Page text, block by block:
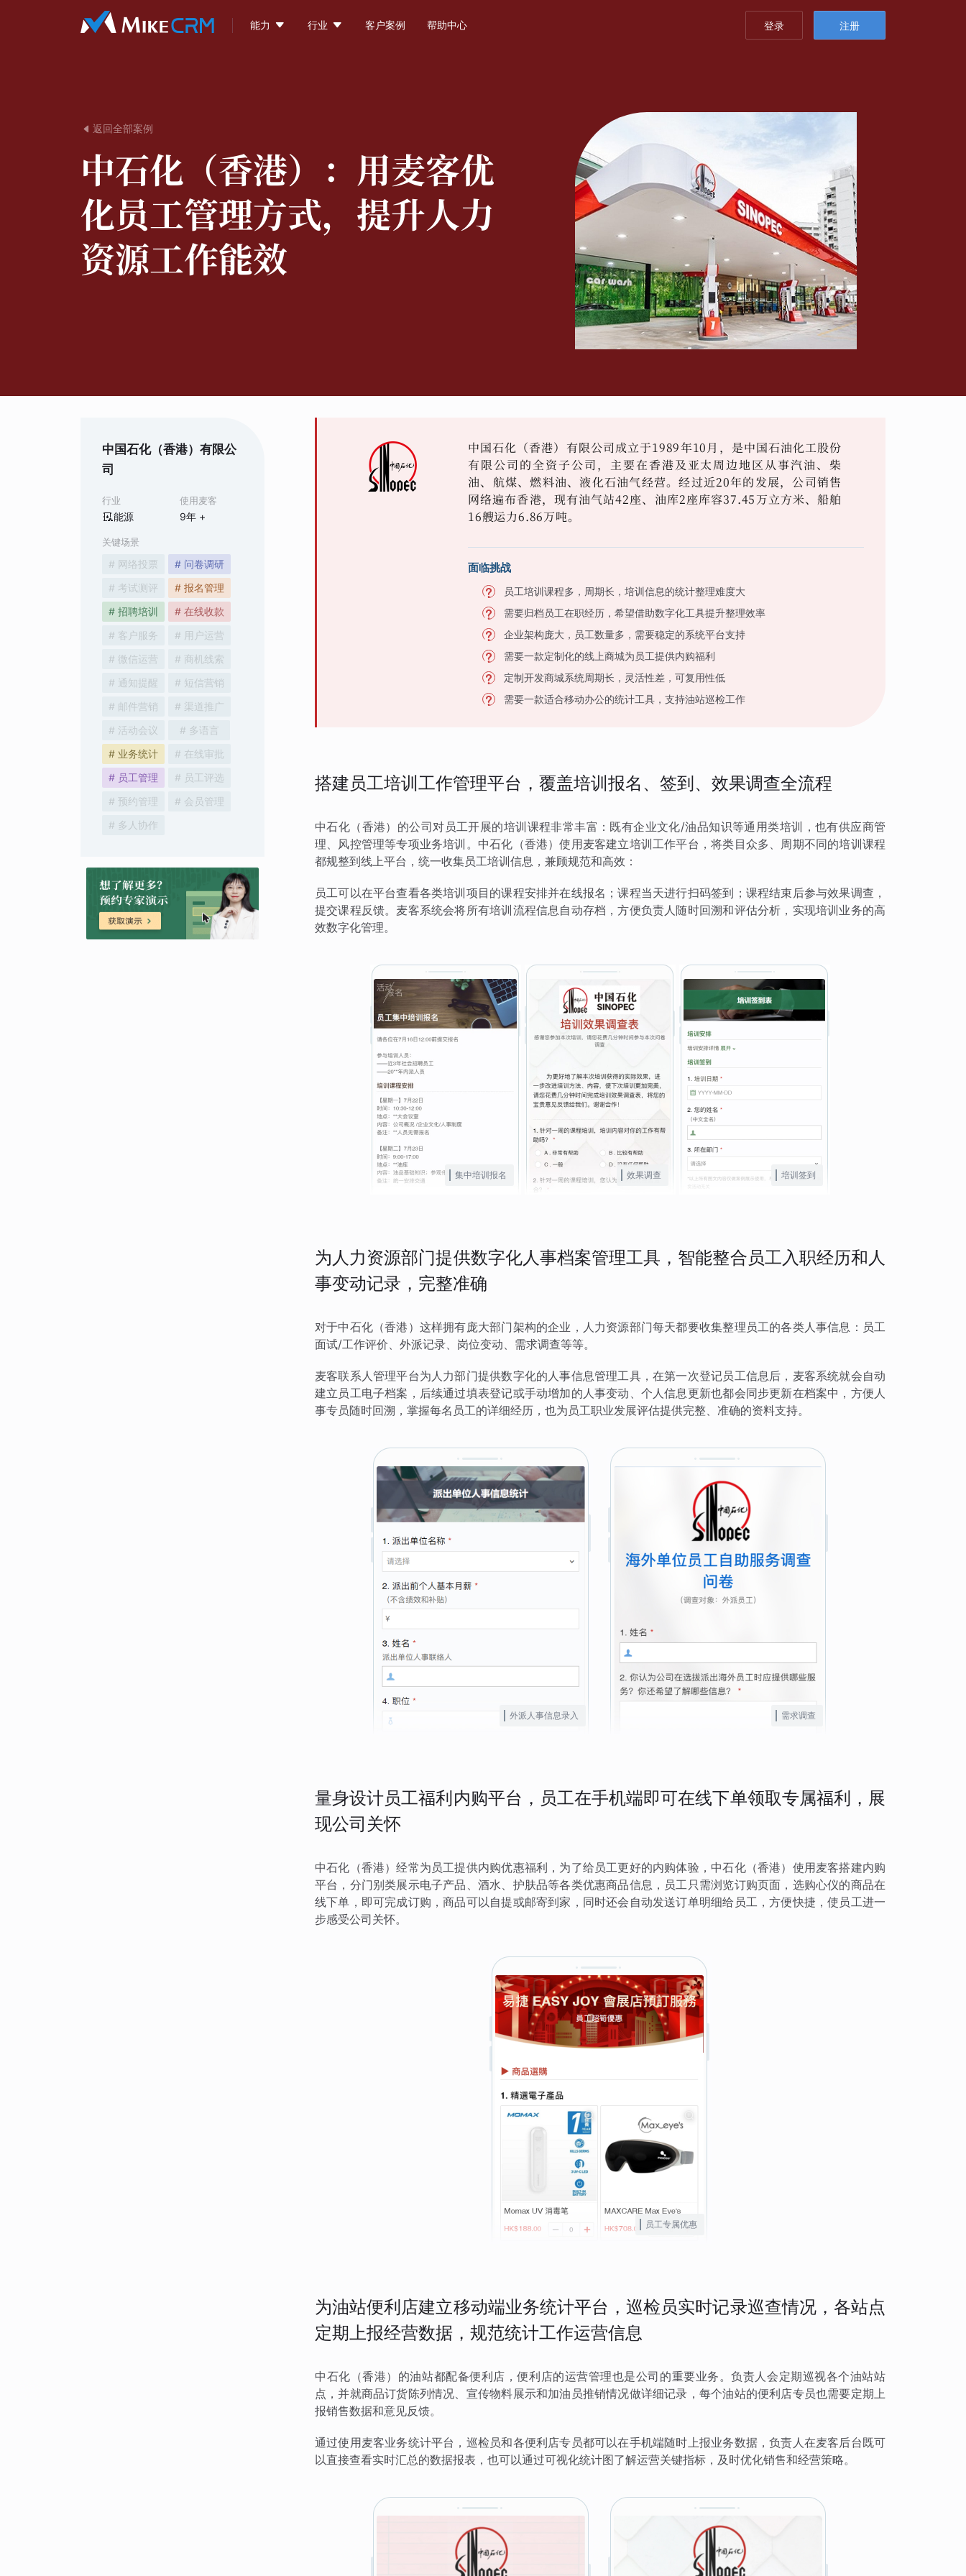
能力  行业  客户案例 帮助中心 登录 注册
 返回全部案例
中石化（香港）： 用麦客优
化员工管理方式，提升人力
资源工作能效
中国石化（香港）有限公
司
行业
能源
使用麦客
9年 +
关键场景
# 网络投票
# 问卷调研
# 考试测评
# 报名管理
# 招聘培训
# 在线收款
# 客户服务
# 用户运营
# 微信运营
# 商机线索
# 通知提醒
# 短信营销
# 邮件营销
# 渠道推广
# 活动会议
# 多语言
# 业务统计
# 在线审批
# 员工管理
# 员工评选
# 预约管理
# 会员管理
# 多人协作
中国石化（香港）有限公司成立于1989年10月，是中国石油化工股份
有限公司的全资子公司，主要在香港及亚太周边地区从事汽油、柴
油、航煤、燃料油、液化石油气经营。经过近20年的发展，公司销售
网络遍布香港，现有油气站42座、油库2座库容37.45万立方米、船舶
16艘运力6.86万吨。
面临挑战
员工培训课程多，周期长，培训信息的统计整理难度大
需要归档员工在职经历，希望借助数字化工具提升整理效率
企业架构庞大，员工数量多，需要稳定的系统平台支持
需要一款定制化的线上商城为员工提供内购福利
定制开发商城系统周期长，灵活性差，可复用性低
需要一款适合移动办公的统计工具，支持油站巡检工作
搭建员工培训工作管理平台，覆盖培训报名、签到、效果调查全流程
中石化（香港）的公司对员工开展的培训课程非常丰富：既有企业文化/油品知识等通用类培训，也有供应商管
理、风控管理等专项业务培训。中石化（香港）使用麦客建立培训工作平台，将类目众多、周期不同的培训课程
都规整到线上平台，统一收集员工培训信息，兼顾规范和高效：
员工可以在平台查看各类培训项目的课程安排并在线报名；课程当天进行扫码签到；课程结束后参与效果调查，
提交课程反馈。麦客系统会将所有培训流程信息自动存档，方便负责人随时回溯和评估分析，实现培训业务的高
效数字化管理。
集中培训报名 效果调查 培训签到
为人力资源部门提供数字化人事档案管理工具，智能整合员工入职经历和人
事变动记录，完整准确
对于中石化（香港）这样拥有庞大部门架构的企业，人力资源部门每天都要收集整理员工的各类人事信息：员工
面试/工作评价、外派记录、岗位变动、需求调查等等。
麦客联系人管理平台为人力部门提供数字化的人事信息管理工具，在第一次登记员工信息后，麦客系统就会自动
建立员工电子档案，后续通过填表登记或手动增加的人事变动、个人信息更新也都会同步更新在档案中，方便人
事专员随时回溯，掌握每名员工的详细经历，也为员工职业发展评估提供完整、准确的资料支持。
外派人事信息录入 需求调查
量身设计员工福利内购平台，员工在手机端即可在线下单领取专属福利，展
现公司关怀
中石化（香港）经常为员工提供内购优惠福利，为了给员工更好的内购体验，中石化（香港）使用麦客搭建内购
平台，分门别类展示电子产品、酒水、护肤品等各类优惠商品信息，员工只需浏览订购页面，选购心仪的商品在
线下单，即可完成订购，商品可以自提或邮寄到家，同时还会自动发送订单明细给员工，方便快捷，使员工进一
步感受公司关怀。
员工专属优惠
为油站便利店建立移动端业务统计平台，巡检员实时记录巡查情况，各站点
定期上报经营数据，规范统计工作运营信息
中石化（香港）的油站都配备便利店，便利店的运营管理也是公司的重要业务。负责人会定期巡视各个油站站
点，并就商品订货陈列情况、宣传物料展示和加油员推销情况做详细记录，每个油站的便利店专员也需要定期上
报销售数据和意见反馈。
通过使用麦客业务统计平台，巡检员和各便利店专员都可以在手机端随时上报业务数据，负责人在麦客后台既可
以直接查看实时汇总的数据报表，也可以通过可视化统计图了解运营关键指标，及时优化销售和经营策略。